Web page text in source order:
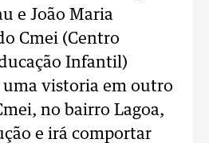
e João Maria
Cmei (Centro
Infantil)
uma vistoria em outro
no bairro Lagoa,
e irá comportar